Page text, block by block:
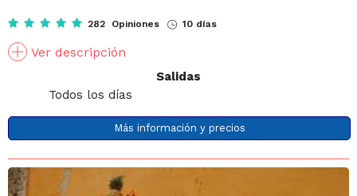
282 Opiniones 10 días
Ver descripción
Salidas
Todos los días
Más información y precios